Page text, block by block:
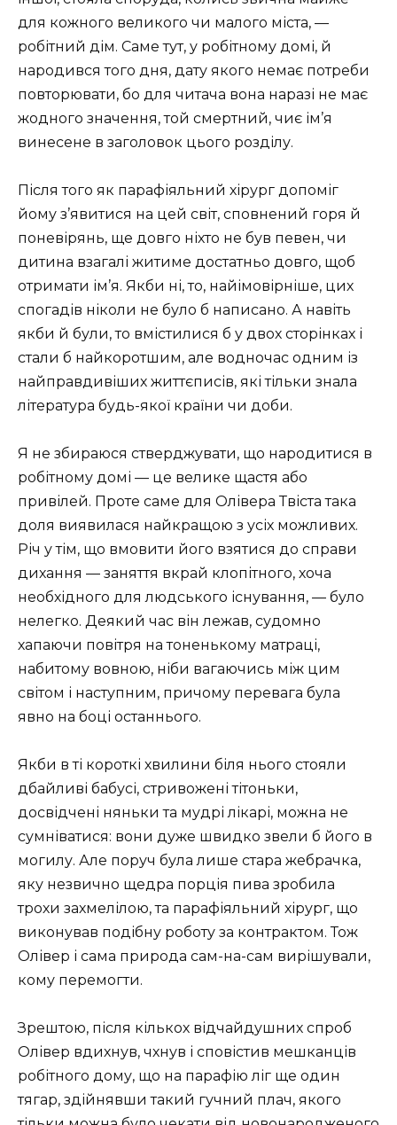
для кожного великого чи малого міста, —
робітний дім. Саме тут, у робітному домі, й
народився того дня, дату якого немає потреби
повторювати, бо для читача вона наразі не має
жодного значення, той смертний, чиє ім’я
винесене в заголовок цього розділу.
Після того як парафіяльний хірург допоміг
йому з’явитися на цей світ, сповнений горя й
поневірянь, ще довго ніхто не був певен, чи
дитина взагалі житиме достатньо довго, щоб
отримати ім’я. Якби ні, то, найімовірніше, цих
спогадів ніколи не було б написано. А навіть
якби й були, то вмістилися б у двох сторінках і
стали б найкоротшим, але водночас одним із
найправдивіших життєписів, які тільки знала
література будь-якої країни чи доби.
Я не збираюся стверджувати, що народитися в
робітному домі — це велике щастя або
привілей. Проте саме для Олівера Твіста така
доля виявилася найкращою з усіх можливих.
Річ у тім, що вмовити його взятися до справи
дихання — заняття вкрай клопітного, хоча
необхідного для людського існування, — було
нелегко. Деякий час він лежав, судомно
хапаючи повітря на тоненькому матраці,
набитому вовною, ніби вагаючись між цим
світом і наступним, причому перевага була
явно на боці останнього.
Якби в ті короткі хвилини біля нього стояли
дбайливі бабусі, стривожені тітоньки,
досвідчені няньки та мудрі лікарі, можна не
сумніватися: вони дуже швидко звели б його в
могилу. Але поруч була лише стара жебрачка,
яку незвично щедра порція пива зробила
трохи захмелілою, та парафіяльний хірург, що
виконував подібну роботу за контрактом. Тож
Олівер і сама природа сам-на-сам вирішували,
кому перемогти.
Зрештою, після кількох відчайдушних спроб
Олівер вдихнув, чхнув і сповістив мешканців
робітного дому, що на парафію ліг ще один
тягар, здійнявши такий гучний плач, якого